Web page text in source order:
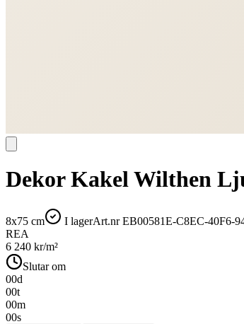
Dekor Kakel Wilthen
8x75 cm I lagerArt.nrEB00581E-C8EC-40F6-
REA
6 240 kr/m²
Slutar om
00d
00t
00m
00s